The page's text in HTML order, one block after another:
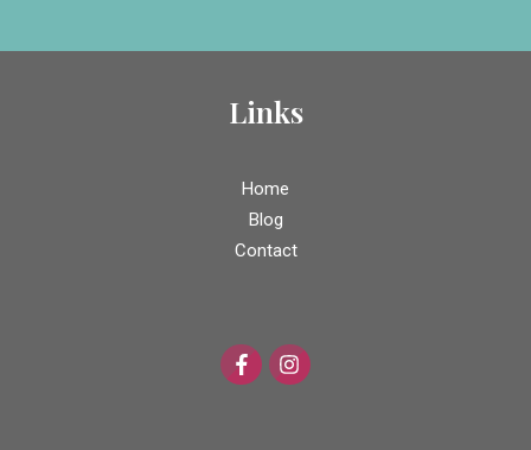
Links
Home
Blog
Contact